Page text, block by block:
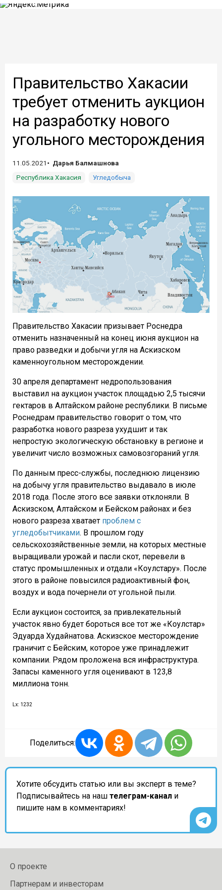
Правительство Хакасии
требует отменить аукцион
на разработку нового
угольного месторождения
11.05.2021
Дарья Балмашнова
Республика Хакасия
Угледобыча
Правительство Хакасии призывает Роснедра
отменить назначенный на конец июня аукцион на
право разведки и добычи угля на Аскизском
каменноугольном месторождении.
30 апреля департамент недропользования
выставил на аукцион участок площадью 2,5 тысячи
гектаров в Алтайском районе республики. В письме
Роснедрам правительство говорит о том, что
разработка нового разреза ухудшит и так
непростую экологическую обстановку в регионе и
увеличит число возможных самовозгораний угля.
По данным пресс-службы, последнюю лицензию
на добычу угля правительство выдавало в июле
2018 года. После этого все заявки отклоняли. В
Аскизском, Алтайском и Бейском районах и без
нового разреза хватает проблем с
угледобытчиками. В прошлом году
сельскохозяйственные земли, на которых местные
выращивали урожай и пасли скот, перевели в
статус промышленных и отдали «Коулстару». После
этого в районе повысился радиоактивный фон,
воздух и вода почернели от угольной пыли.
Если аукцион состоится, за привлекательный
участок явно будет бороться все тот же «Коулстар»
Эдуарда Худайнатова. Аскизское месторождение
граничит с Бейским, которое уже принадлежит
компании. Рядом проложена вся инфраструктура.
Запасы каменного угля оценивают в 123,8
миллиона тонн.
Lx: 1232
Поделиться:
Хотите обсудить статью или вы эксперт в теме?
Подписывайтесь на наш телеграм-канал и
пишите нам в комментариях!
О проекте
Партнерам и инвесторам